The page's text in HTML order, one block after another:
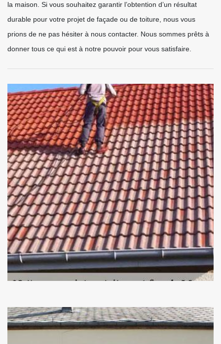
la maison. Si vous souhaitez garantir l’obtention d’un résultat
durable pour votre projet de façade ou de toiture, nous vous
prions de ne pas hésiter à nous contacter. Nous sommes prêts à
donner tous ce qui est à notre pouvoir pour vous satisfaire.